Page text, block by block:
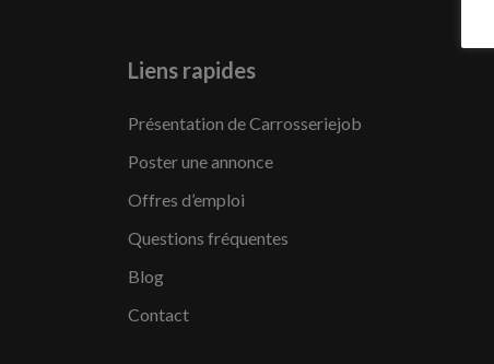
Liens rapides
Présentation de Carrosseriejob
Poster une annonce
Offres d’emploi
Questions fréquentes
Blog
Contact